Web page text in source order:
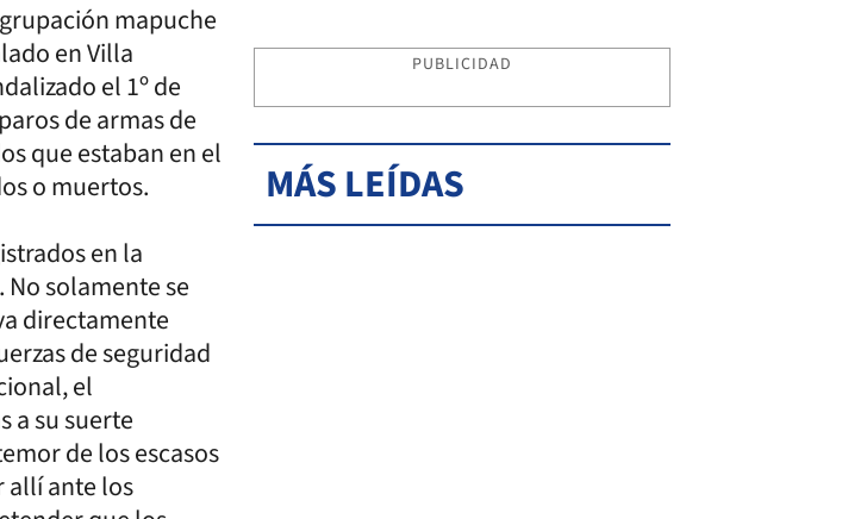
mapuche
en Villa
el 1º de
de armas de
que estaban en el
o muertos.
en la
solamente se
directamente
de seguridad
el
a su suerte
de los escasos
allí ante los
PUBLICIDAD
MÁS LEÍDAS